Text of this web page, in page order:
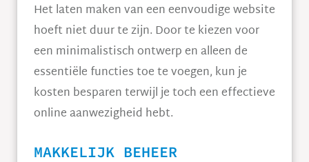
Het laten maken van een eenvoudige website
hoeft niet duur te zijn. Door te kiezen voor
een minimalistisch ontwerp en alleen de
essentiële functies toe te voegen, kun je
kosten besparen terwijl je toch een effectieve
online aanwezigheid hebt.
MAKKELIJK BEHEER